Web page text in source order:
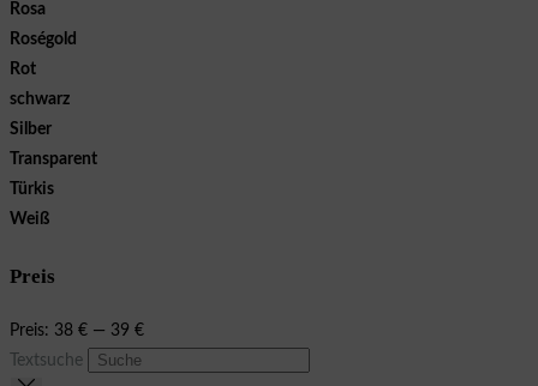
Rosa
Roségold
Rot
schwarz
Silber
Transparent
Türkis
Weiß
Preis
Preis: 38 € — 39 €
Textsuche